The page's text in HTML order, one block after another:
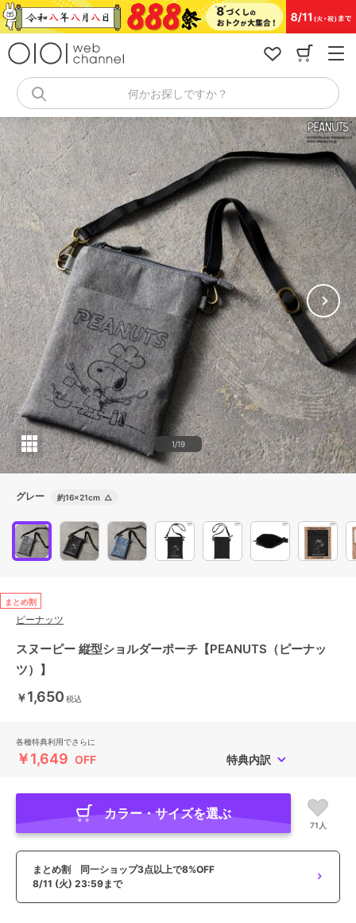
コ
ン
キ
ッ
プ
何かお探しですか？
1/19
グレー 約16×21cm △
まとめ割
ピーナッツ
スヌーピー 縦型ショルダーポーチ【PEANUTS（ピーナッ
ツ）】
￥1,650 税込
各種特典利用でさらに
￥1,649 OFF 特典内訳
カラー・サイズを選ぶ
71人
まとめ割 同一ショップ3点以上で8%OFF
8/11 (火) 23:59まで